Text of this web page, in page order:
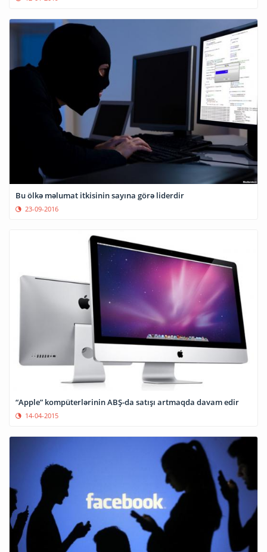
Bu ölkə məlumat itkisinin sayına görə liderdir
23-09-2016
“Apple” kompüterlərinin ABŞ-da satışı artmaqda davam edir
14-04-2015